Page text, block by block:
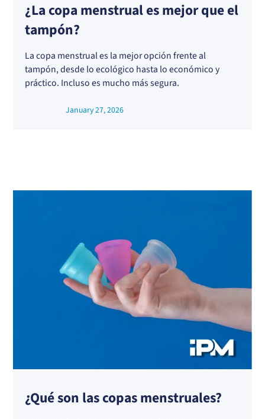
¿La copa menstrual es mejor que el
tampón?
La copa menstrual es la mejor opción frente al
tampón, desde lo ecológico hasta lo económico y
práctico. Incluso es mucho más segura.
January 27, 2026
¿Qué son las copas menstruales?